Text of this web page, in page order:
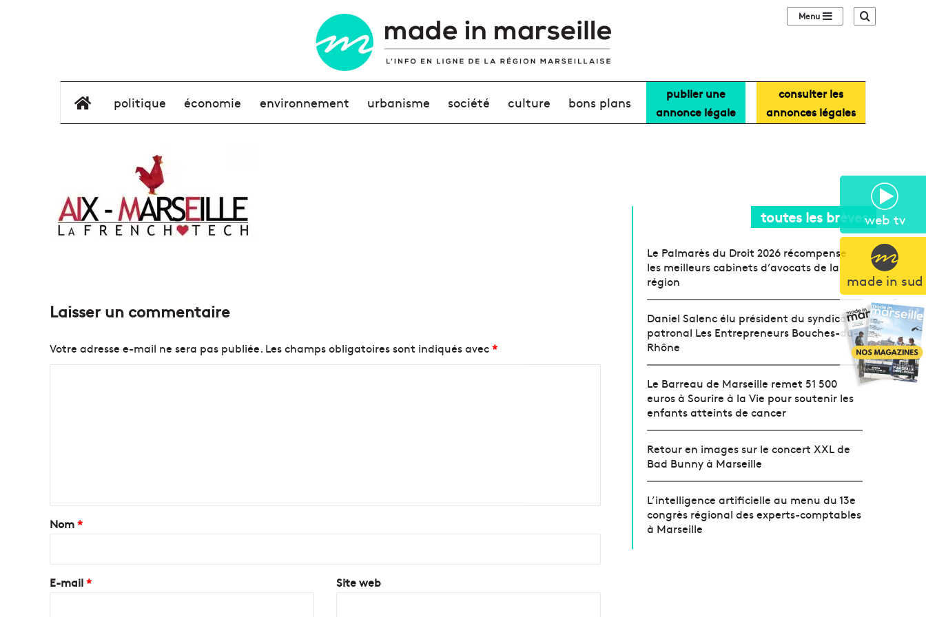
web tv
made in sud
Sidebar (barre
élément de menu
politique économie environnement urbanisme société culture bons plans
publier une
annonce légale
consulter les
annonces légales
Laisser un commentaire
Votre adresse e-mail ne sera pas publiée. Les champs obligatoires sont indiqués avec*
a
r
e
Nom*
E-mail* Site web
toutes les brèves
Le Palmarès du Droit 2026 récompense
les meilleurs cabinets d’avocats de la
région
Daniel Salenc élu président du syndicat
patronal Les Entrepreneurs Bouches-du-
Rhône
Le Barreau de Marseille remet 51 500
euros à Sourire à la Vie pour soutenir les
enfants atteints de cancer
Retour en images sur le concert XXL de
Bad Bunny à Marseille
L’intelligence artificielle au menu du 13e
congrès régional des experts-comptables
à Marseille